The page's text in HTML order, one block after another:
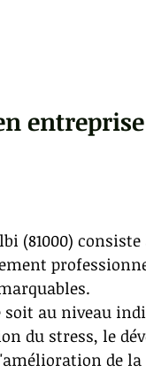
(81000)
au niveau
du stress, le
de